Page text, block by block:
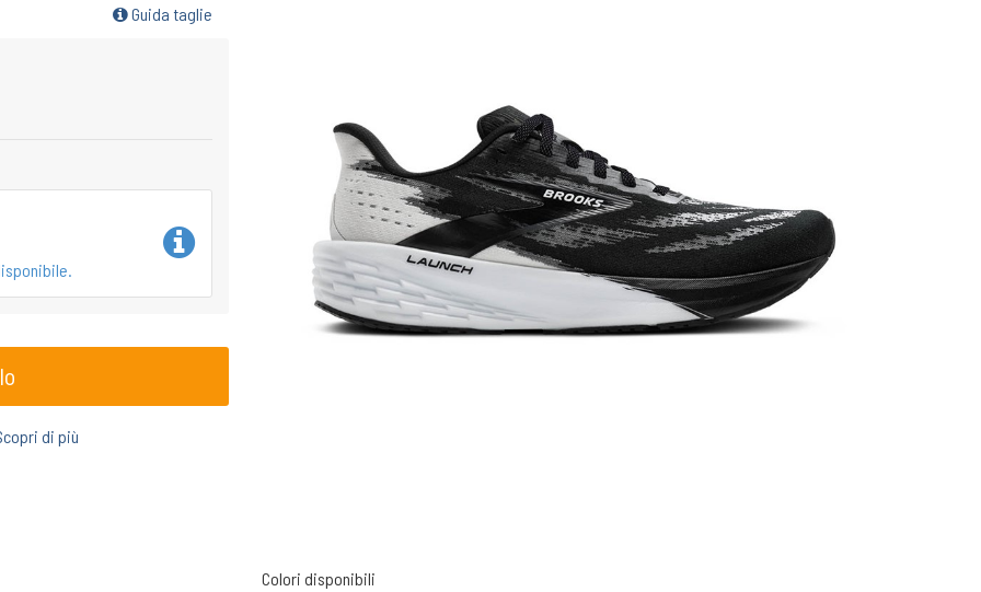
Colori disponibili
Guida taglie
di più